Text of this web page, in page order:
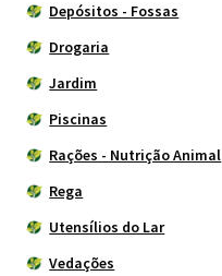
Depósitos - Fossas
Drogaria
Jardim
Piscinas
Rações - Nutrição Animal
Rega
Utensílios do Lar
Vedações